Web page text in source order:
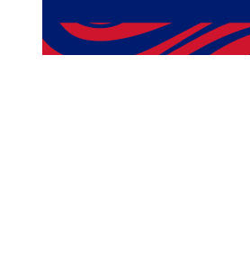
ESTADIO
AKRON